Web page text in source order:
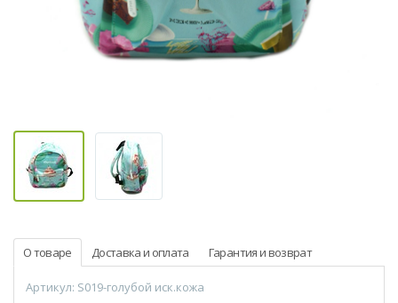
О товаре Доставка и оплата Гарантия и возврат
Артикул: S019-голубой иск.кожа